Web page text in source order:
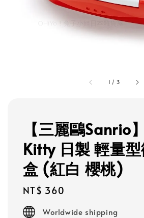
1 / 3
【三麗鷗Sanrio
Kitty 日製 輕量
盒 (紅白 櫻桃)
Regular
price
NT$ 360
Worldwide shipping